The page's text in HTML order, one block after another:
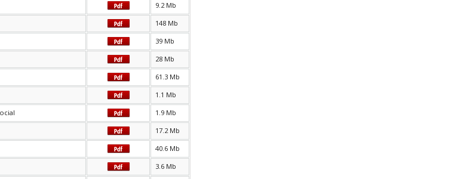
9.2 Mb
148 Mb
39 Mb
28 Mb
61.3 Mb
1.1 Mb
1.9 Mb
17.2 Mb
40.6 Mb
3.6 Mb